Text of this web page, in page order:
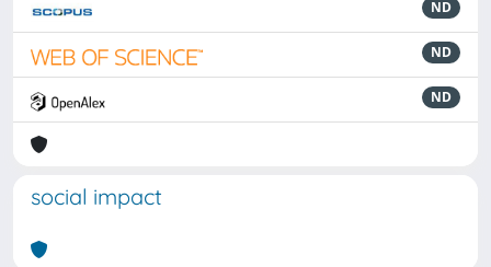
ND
ND
ND
social impact